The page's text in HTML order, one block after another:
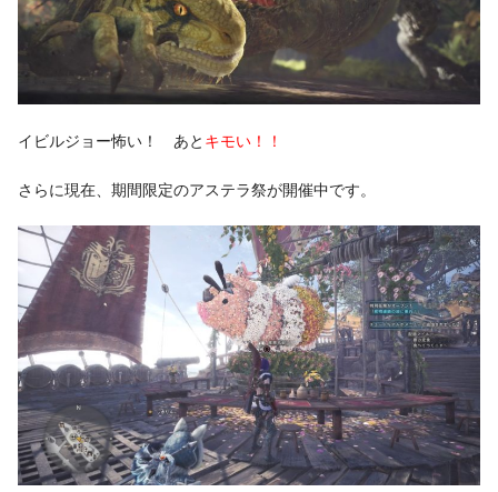
イビルジョー怖い！ あと キモい！！
さらに現在、期間限定のアステラ祭が開催中です。